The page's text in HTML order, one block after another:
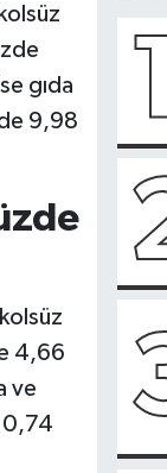
gıda
9,98
4,66
ve
0,74
1